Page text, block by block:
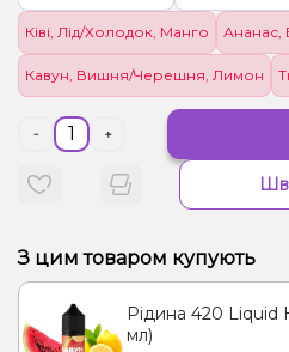
Ківі, Лід/Холодок, Манго
Кавун, Вишня/Черешня, Лимон
- +
З цим товаром купують
Рідина 420 Liquid
мл)